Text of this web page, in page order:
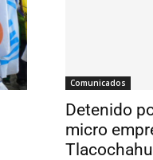
Comunicados
Detenido
micro